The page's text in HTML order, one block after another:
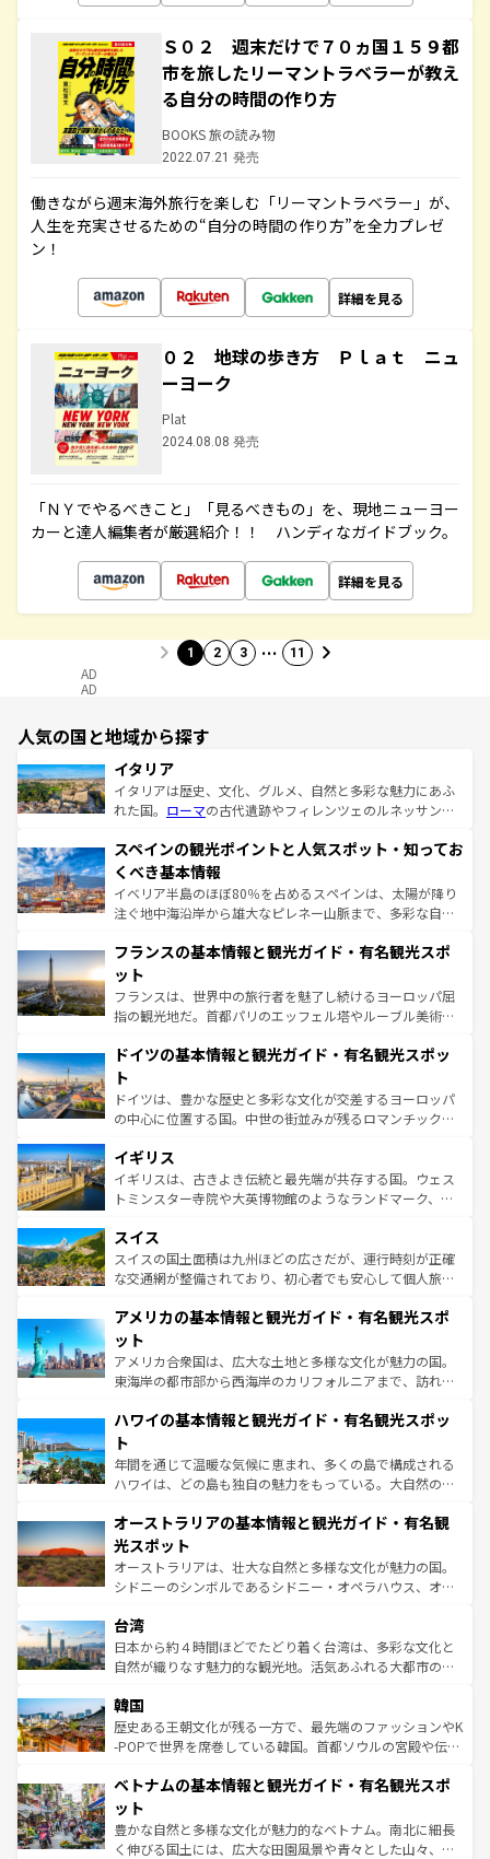
Ｓ０２ 週末だけで７０ヵ国１５９都
市を旅したリーマントラベラーが教え
る自分の時間の作り方
BOOKS 旅の読み物
2022.07.21 発売
働きながら週末海外旅行を楽しむ「リーマントラベラー」が、
人生を充実させるための“自分の時間の作り方”を全力プレゼ
ン！
詳細を見る
０２ 地球の歩き方 Ｐｌａｔ ニュ
ーヨーク
Plat
2024.08.08 発売
「ＮＹでやるべきこと」「見るべきもの」を、現地ニューヨー
カーと達人編集者が厳選紹介！！ ハンディなガイドブック。
詳細を見る
1 2 3 … 11
AD
AD
人気の国と地域から探す
イタリア
イタリアは歴史、文化、グルメ、自然と多彩な魅力にあふ
れた国。 ローマの古代遺跡やフィレンツェのルネッサンス
ろん、トスカーナの美しい田園風景やアマルフィ海岸の絶
景など、自然景観も見逃せない。観光の合間には、本場の
ピザやパスタなど、絶品のイタリア料理を堪能することも
できる。朝目覚めてから夜眠るまで、すべての瞬間を楽し
なお、新着のイタリア情報はコンテンツ一覧を参照してほ
しい。
スペインの観光ポイントと人気スポット・知ってお
くべき基本情報
イベリア半島のほぼ80％を占めるスペインは、太陽が降り
注ぐ地中海沿岸から雄大なピレネー山脈まで、多彩な自然
文化が根付くこの国では、情熱的なフラメンコ、熱気あふ
れる闘牛、そして美味しいタパスが生活の一部となってい
る。首都マドリードの洗練された雰囲気や、バルセロナの
アートに溢れた街角から、地方では古代ローマ遺跡や中世
せる。地方によって風土や気候が異なるスペインはその個
ンテンツ一覧 を参照してほしい。
フランスの基本情報と観光ガイド・有名観光スポ
ット
フランスは、世界中の旅行者を魅了し続けるヨーロッパ屈
指の観光地だ。首都パリのエッフェル塔やルーブル美術館
で、幅広い魅力が詰まっている。華麗な宮殿、歴史的な大
聖堂、美しいビーチ、そして豊かな自然が、訪れる者を心
から魅了する。また、フランスは美食の国としても知ら
れ、フランス料理はユネスコ無形文化遺産にも登録されて
香り高いラベンダー畑など、多彩な楽しみ方が可能だ。さ
らに、パリ以外の地域にも魅力が溢れており、どの街角に
も豊かな歴史と文化が息づいている。パリ以外の個性あふ
を参照してほしい。
ドイツの基本情報と観光ガイド・有名観光スポッ
ト
ドイツは、豊かな歴史と多彩な文化が交差するヨーロッパ
の中心に位置する国。中世の街並みが残るロマンチック街
顔を持つこの国は、どこを歩いても飽きることがない。ベ
ルリンの文化的活気、バイエルン州のアルプスの絶景、そ
してライン川沿いのワイン畑といった風景は必見。ビール
は、お酒好きな人にはぜひ体験してほしい。 なお、新着の
ドイツ情報はコンテンツ一覧を参照してほしい。
イギリス
イギリスは、古きよき伝統と最先端が共存する国。ウェス
トミンスター寺院や大英博物館のようなランドマーク、歴
リアごとに異なる魅力がある。また、優雅なアフタヌーン
ティー、ビール好きにはたまらない英国パブ、サッカー観
戦など、本場だからこそできる体験も豊富。イギリスを旅
ンツ一覧を参照してほしい。
スイス
スイスの国土面積は九州ほどの広さだが、運行時刻が正確
な交通網が整備されており、初心者でも安心して個人旅行
の建物がそのまま残る町や、スイスならではのユニークな
博物館もあり、アルプス観光だけでなく町歩きも満喫する
ことができる。国民の所得が高いため物価も高いが、旅行
者向けの交通パス提供のサービスもあり、うまく活用すれ
着のスイス情報はコンテンツ一覧を参照してほしい。
アメリカの基本情報と観光ガイド・有名観光スポ
ット
アメリカ合衆国は、広大な土地と多様な文化が魅力の国。
東海岸の都市部から西海岸のカリフォルニアまで、訪れる
のような巨大都市は、観光、ショッピング、エンターテイ
ンメントが詰まった刺激的なスポットだ。一方、アメリカ
西部には大自然が広がり、グランドキャニオンやイエロー
ストーン国立公園といった絶景が堪能できる。さらに、南
文化が魅力。旅行者はアメリカの各地域で異なる魅力を楽
しみながら、その多様性と豊かな歴史を感じることができ
るだろう。車でのロードトリップや列車の旅も、アメリカ
ならではの贅沢な旅のスタイルだ。 なお、新着のアメリカ
情報は コンテンツ一覧 を参照してほしい。
ハワイの基本情報と観光ガイド・有名観光スポッ
ト
年間を通じて温暖な気候に恵まれ、多くの島で構成される
ハワイは、どの島も独自の魅力をもっている。大自然の神
ワイ島は見逃せない。また、定番の観光地といえばオアフ
島だが、静かな自然を求めるならマウイ島やカウアイ島が
おすすめ。エメラルドグリーンに輝く海をはじめ、豊かな
文化や歴史が息づいている。「アロハスピリット」と呼ば
人々、おいしいローカルフードやハワイアンミュージッ
ク、伝統的なフラダンスなど、すべてがハワイの魅力を彩
っている。訪れるたびに新しい発見と感動が待っているハ
はコンテンツ一覧
オーストラリアの基本情報と観光ガイド・有名観
光スポット
オーストラリアは、壮大な自然と多様な文化が魅力の国。
シドニーのシンボルであるシドニー・オペラハウス、オー
リアリーフや大陸中央部にそびえるウルル（エアーズロッ
ク）、タスマニアの美しい原生林やケアンズの熱帯雨林な
ど、見どころがたくさん。また、カフェやワイン、オージ
いる。アクティビティも充実しており、サーフィンやダイ
ビング、ハイキングなど、アウトドア好きにはたまらな
い。オーストラリアの多彩な魅力を存分に味わいつくそ
参照してほしい。
台湾
日本から約４時間ほどでたどり着く台湾は、多彩な文化と
自然が織りなす魅力的な観光地。活気あふれる大都市の台
ン）、静ひつな山岳地帯である台湾東部など、都市の喧騒
と山間の静けさが共存しており、訪れる人に新しい発見と
驚きをもたらしてくれる。また、奥深い台湾の食文化も魅
容にもいいと評判のスイーツなど、バラエティ豊かな料理
照してほしい。
韓国
歴史ある王朝文化が残る一方で、最先端のファッションやK
-POPで世界を席巻している韓国。首都ソウルの宮殿や伝統
き、地方に足を延ばせば四季折々の自然美を楽しむことが
できる。そして、キムチや焼肉、絶品のストリートフード
まで、さまざまな韓国料理が待っている。夜には、韓国な
らではのナイトライフも堪能できる。あたたかいホスピタ
ベトナムの基本情報と観光ガイド・有名観光スポ
ット
豊かな自然と多様な文化が魅力的なベトナム。南北に細長
く伸びる国土には、広大な田園風景や青々とした山々、世